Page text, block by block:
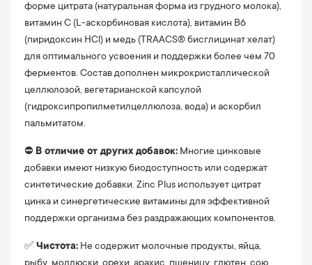
форме цитрата (натуральная форма из грудного молока),
витамин C (L-аскорбиновая кислота), витамин B6
(пиридоксин HCl) и медь (TRAACS® бисглицинат хелат)
для оптимального усвоения и поддержки более чем 70
ферментов. Состав дополнен микрокристаллической
целлюлозой, вегетарианской капсулой
(гидроксипропилметилцеллюлоза, вода) и аскорбил
пальмитатом.
⛔️ В отличие от других добавок: Многие цинковые
добавки имеют низкую биодоступность или содержат
синтетические добавки. Zinc Plus использует цитрат
цинка и синергетические витамины для эффективной
поддержки организма без раздражающих компонентов.
✅ Чистота: Не содержит молочные продукты, яйца,